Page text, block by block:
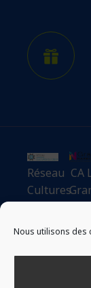
Nous utilisons des
Réseau
Cultures
Cœur
CA